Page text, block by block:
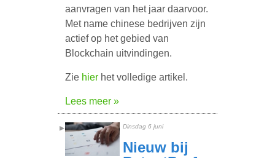
aanvragen van het jaar daarvoor.
Met name chinese bedrijven zijn
actief op het gebied van
Blockchain uitvindingen.
Zie hier het volledige artikel.
Lees meer »
Dinsdag 6 juni
Nieuw bij